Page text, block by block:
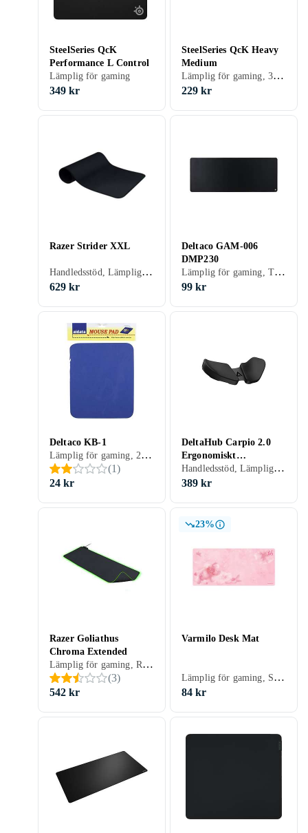
SteelSeries QcK
Performance L Control
Lämplig för gaming
349 kr
SteelSeries QcK Heavy
Medium
Lämplig för gaming, 320 mm, 270 mm
229 kr
Razer Strider XXL
Handledsstöd, Lämplig för gaming, Sydda kanter, 940 mm, 410 mm
629 kr
Deltaco GAM-006
DMP230
Lämplig för gaming, Tvättbar, 900 mm, 360 mm
99 kr
Deltaco KB-1
Lämplig för gaming, 260 mm, 220 mm
(1)
24 kr
DeltaHub Carpio 2.0
Ergonomiskt
Handledsstöd Höger Handledsstöd, Lämplig för gaming
389 kr
Razer Goliathus
Chroma Extended
Lämplig för gaming, RGB LED-belysning (flerfärgad), 920 mm, 294 mm
(3)
542 kr
23%
Varmilo Desk Mat
Lämplig för gaming, Sydda kanter, 900 mm, 400 mm
84 kr